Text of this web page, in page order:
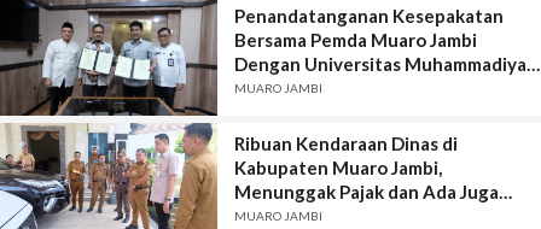
Penandatanganan Kesepakatan
Bersama Pemda Muaro Jambi
Dengan Universitas Muhammadiyah
Jambi
MUARO JAMBI
Ribuan Kendaraan Dinas di
Kabupaten Muaro Jambi,
Menunggak Pajak dan Ada Juga
Mobil Dinas Tidak Dikembalikan
MUARO JAMBI